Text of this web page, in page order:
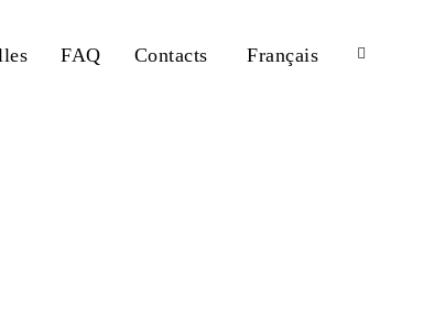
FAQ Contacts Français